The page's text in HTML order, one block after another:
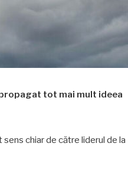
tot mai mult ideea
chiar de către liderul de la